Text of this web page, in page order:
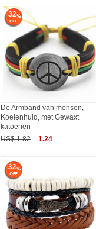
32
De Armband van mensen,
Koeienhuid, met Gewaxt
katoenen
US$ 1.82
1.24
32